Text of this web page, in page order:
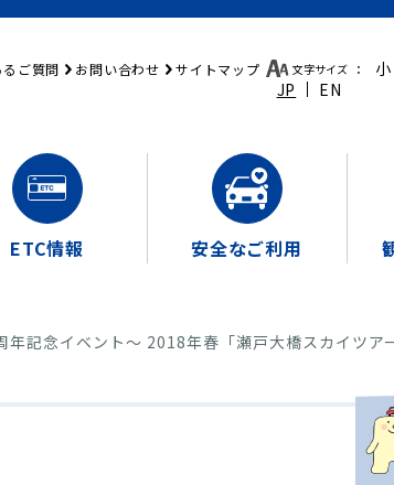
ご質問 お問い合わせ サイトマップ 文字サイズ ：
小
JP
EN
ETC情報 安全なご利用
年記念イベント～ 2018年春「瀬戸大橋スカイツア